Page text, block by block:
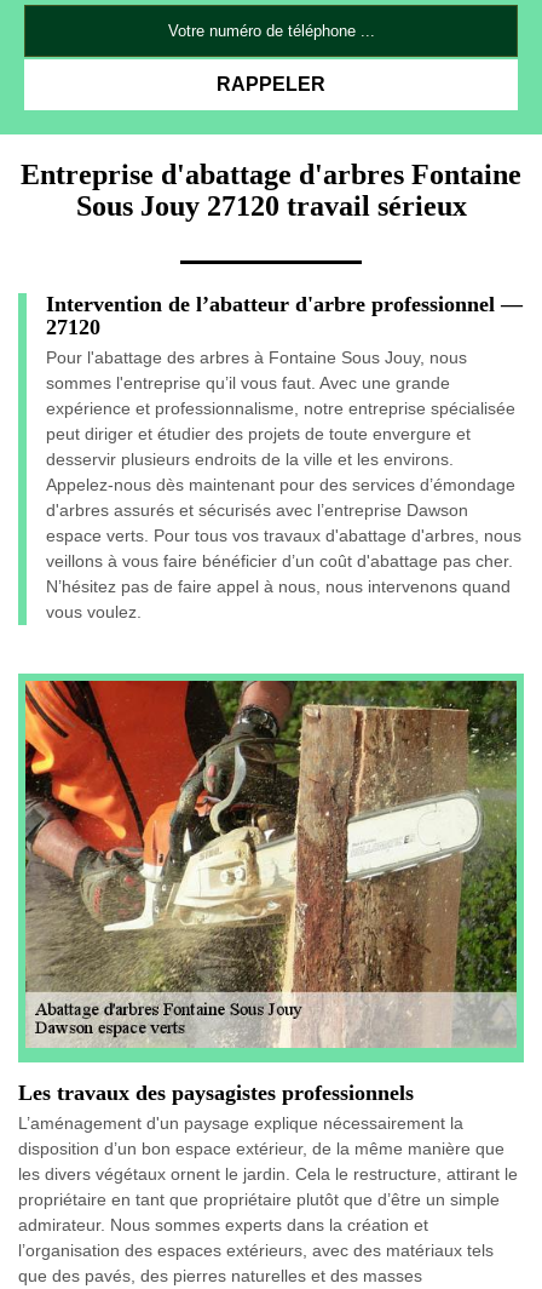
Entreprise d'abattage d'arbres Fontaine
Sous Jouy 27120 travail sérieux
Intervention de l’abatteur d'arbre professionnel —
27120
Pour l'abattage des arbres à Fontaine Sous Jouy, nous
sommes l'entreprise qu’il vous faut. Avec une grande
expérience et professionnalisme, notre entreprise spécialisée
peut diriger et étudier des projets de toute envergure et
desservir plusieurs endroits de la ville et les environs.
Appelez-nous dès maintenant pour des services d’émondage
d'arbres assurés et sécurisés avec l’entreprise Dawson
espace verts. Pour tous vos travaux d'abattage d'arbres, nous
veillons à vous faire bénéficier d’un coût d'abattage pas cher.
N’hésitez pas de faire appel à nous, nous intervenons quand
vous voulez.
Les travaux des paysagistes professionnels
L’aménagement d'un paysage explique nécessairement la
disposition d’un bon espace extérieur, de la même manière que
les divers végétaux ornent le jardin. Cela le restructure, attirant le
propriétaire en tant que propriétaire plutôt que d’être un simple
admirateur. Nous sommes experts dans la création et
l’organisation des espaces extérieurs, avec des matériaux tels
que des pavés, des pierres naturelles et des masses